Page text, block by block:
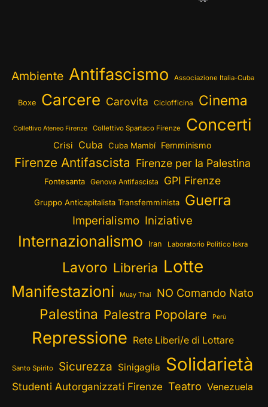
Ambiente Antifascismo Associazione Italia-Cuba
Boxe Carcere Carovita Ciclofficina Cinema
Collettivo Ateneo Firenze Collettivo Spartaco Firenze Concerti
Crisi Cuba Cuba Mambí Femminismo
Firenze Antifascista Firenze per la Palestina
Fontesanta Genova Antifascista GPI Firenze
Gruppo Anticapitalista Transfemminista Guerra
Imperialismo Iniziative
Internazionalismo Iran Laboratorio Politico Iskra
Lavoro Libreria Lotte
Manifestazioni Muay Thai NO Comando Nato
Palestina Palestra Popolare Perù
Repressione Rete Liberi/e di Lottare
Santo Spirito Sicurezza Sinigaglia Solidarietà
Studenti Autorganizzati Firenze Teatro Venezuela